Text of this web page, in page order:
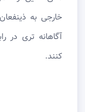
خارجی به
آگاهانه تری در
کنند.